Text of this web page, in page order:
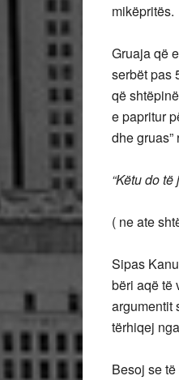
mikëpritës.
Gruaja që
serbët pas
që
e papritur
dhe
“Këtu do
( ne ate
Sipas
bëri aqë të
argumentit
tërhiqej
Besoj se